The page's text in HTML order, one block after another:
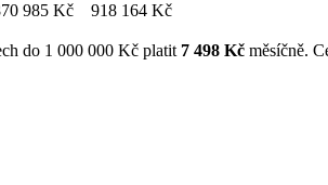
985 Kč 918 164 Kč
do 1 000 000 Kč platit 7 498 Kč měsíčně.